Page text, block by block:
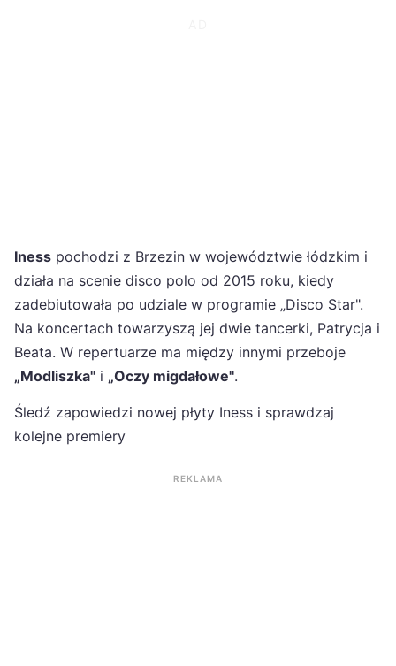
Iness pochodzi z Brzezin w województwie łódzkim i
działa na scenie disco polo od 2015 roku, kiedy
zadebiutowała po udziale w programie „Disco Star".
Na koncertach towarzyszą jej dwie tancerki, Patrycja i
Beata. W repertuarze ma między innymi przeboje
„Modliszka" i „Oczy migdałowe".
Śledź zapowiedzi nowej płyty Iness i sprawdzaj
kolejne premiery
REKLAMA